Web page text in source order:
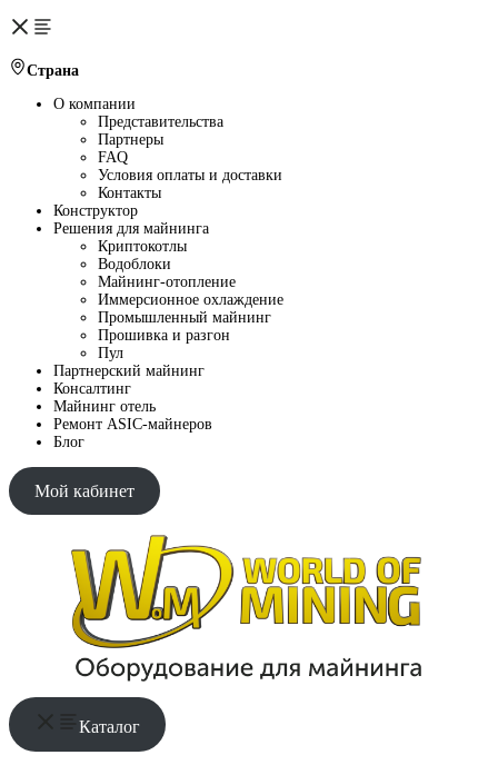
Страна
О компании
Представительства
Партнеры
FAQ
Условия оплаты и доставки
Контакты
Конструктор
Решения для майнинга
Криптокотлы
Водоблоки
Майнинг-отопление
Иммерсионное охлаждение
Промышленный майнинг
Прошивка и разгон
Пул
Партнерский майнинг
Консалтинг
Майнинг отель
Ремонт ASIC-майнеров
Блог
Мой кабинет
Каталог